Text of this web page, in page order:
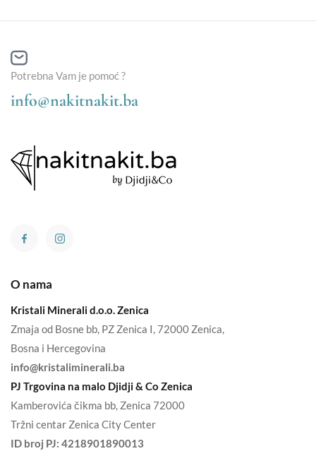
Potrebna Vam je pomoć ?
info@nakitnakit.ba
O nama
Kristali Minerali d.o.o. Zenica
Zmaja od Bosne bb, PZ Zenica I, 72000 Zenica,
Bosna i Hercegovina
info@kristaliminerali.ba
PJ Trgovina na malo Djidji & Co Zenica
Kamberovića čikma bb, Zenica 72000
Tržni centar Zenica City Center
ID broj PJ: 4218901890013